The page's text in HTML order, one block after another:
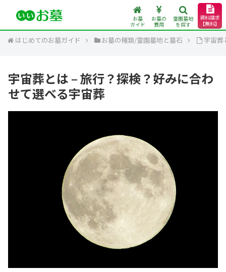
お墓
ガイド
お墓の
費用
霊園墓地
を探す
資料請求
【無料】
はじめてのお墓ガイド お墓の種類/霊園墓地と墓石 宇宙葬
宇宙葬とは – 旅行？探検？好みに合わ
せて選べる宇宙葬